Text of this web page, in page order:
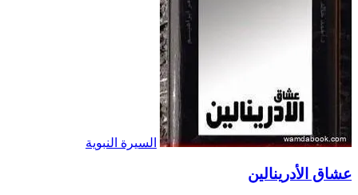
السيرة النبوية
عشاق الأدرينالين